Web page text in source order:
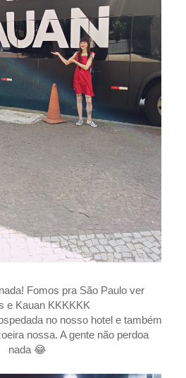
Fomos pra São Paulo ver
e Kauan KKKKKK
no nosso hotel e também
nossa. A gente não perdoa
nada 😂